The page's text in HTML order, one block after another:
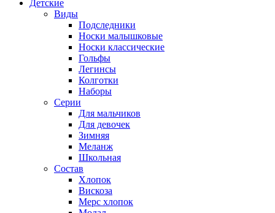
Детские
Виды
Подследники
Носки малышковые
Носки классические
Гольфы
Легинсы
Колготки
Наборы
Серии
Для мальчиков
Для девочек
Зимняя
Меланж
Школьная
Состав
Хлопок
Вискоза
Мерс хлопок